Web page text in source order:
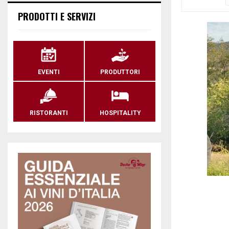
PRODOTTI E SERVIZI
EVENTI PRODUTTORI
RISTORANTI HOSPITALITY